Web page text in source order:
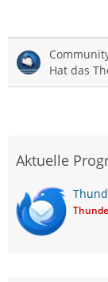
Hat das
Aktuelle